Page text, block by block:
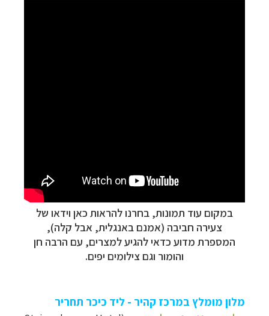
במקום עוד תמונות, בחרנו להראות כאן וידאו של
צעירה חביבה (אמנם באנגלית, אבל קלה),
המספרת מדוע כדאי להגיע למצרים, עם הרבה חן
והומור וגם צילומים יפים.
מלון מומלץ במרכז קהיר - ליד כיכר תחריר